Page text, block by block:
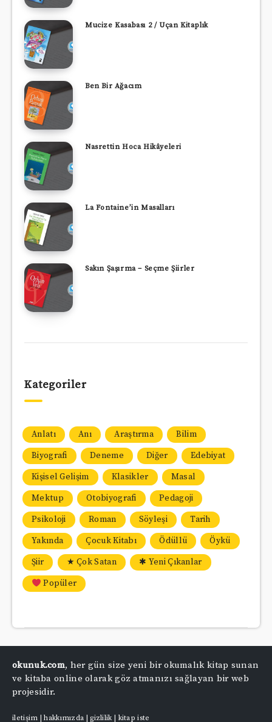
Mucize Kasabası 2 / Uçan Kitaplık
Ben Bir Ağacım
Nasrettin Hoca Hikâyeleri
La Fontaine’in Masalları
Sakın Şaşırma – Seçme Şiirler
Kategoriler
Anlatı Anı Araştırma
Bilim
Biyografi
Deneme Diğer
Edebiyat
Kişisel Gelişim
Klasikler
Masal
Mektup
Otobiyografi
Pedagoji
Psikoloji
Roman Söyleşi
Tarih
Yakında
Çocuk Kitabı Ödüllü
Öykü
Şiir
★ Çok Satan
✱ Yeni Çıkanlar
Popüler
okunuk.com, her gün size yeni bir okumalık kitap sunan
ve kitaba online olarak göz atmanızı sağlayan bir web
projesidir.
iletişim |hakkımızda gizlilik| kitap iste